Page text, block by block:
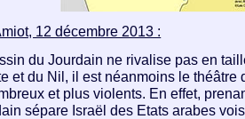
12 décembre 2013 :
du Jourdain ne rivalise pas en
et du Nil, il est néanmoins le théâtre
et plus violents. En effet,
sépare Israël des Etats arabes